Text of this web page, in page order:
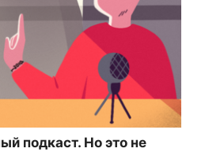
подкаст. Но это не